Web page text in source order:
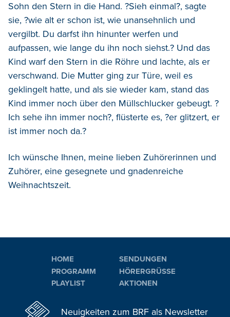
Sohn den Stern in die Hand. ?Sieh einmal?, sagte
sie, ?wie alt er schon ist, wie unansehnlich und
vergilbt. Du darfst ihn hinunter werfen und
aufpassen, wie lange du ihn noch siehst.? Und das
Kind warf den Stern in die Röhre und lachte, als er
verschwand. Die Mutter ging zur Türe, weil es
geklingelt hatte, und als sie wieder kam, stand das
Kind immer noch über den Müllschlucker gebeugt. ?
Ich sehe ihn immer noch?, flüsterte es, ?er glitzert, er
ist immer noch da.?
Ich wünsche Ihnen, meine lieben Zuhörerinnen und
Zuhörer, eine gesegnete und gnadenreiche
Weihnachtszeit.
HOME
PROGRAMM
PLAYLIST
SENDUNGEN
HÖRERGRÜSSE
AKTIONEN
Neuigkeiten zum BRF als Newsletter